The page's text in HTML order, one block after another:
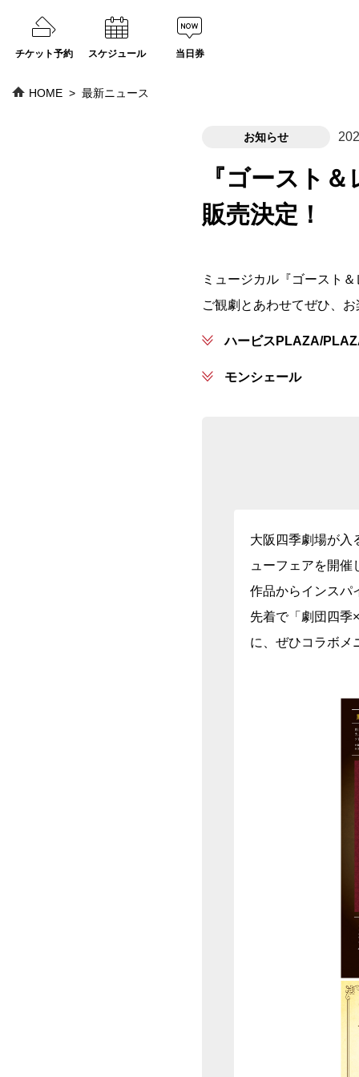
チケット予約 スケジュール 当日券
HOME 最新ニュース
お知らせ
『ゴースト
販売決定！
ミュージカル『ゴースト
ご観劇とあわせてぜひ、
ハービスPLAZA/
モンシェール
大阪四季劇場が入
ューフェアを開催
作品からインスパ
先着で「劇団四季
に、ぜひコラボメ